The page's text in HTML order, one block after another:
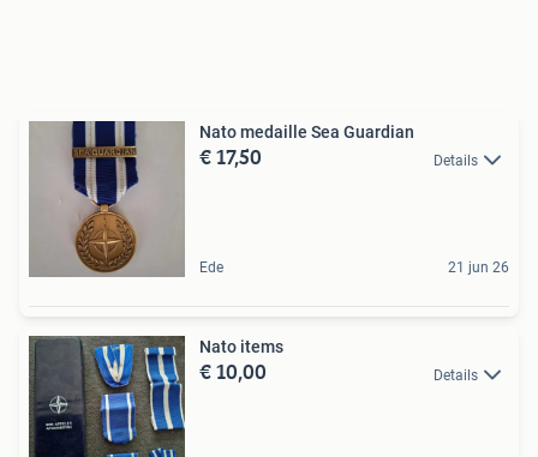
Nato medaille Sea Guardian
€ 17,50 Details
Ede 21 jun 26
Nato items
€ 10,00 Details